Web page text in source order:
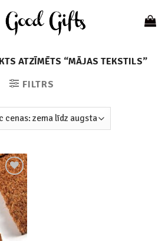
ATZĪMĒTS “MĀJAS TEKSTILS”
FILTRS
Add to
wishlist